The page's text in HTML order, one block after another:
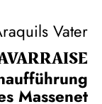
Vater
Massenet